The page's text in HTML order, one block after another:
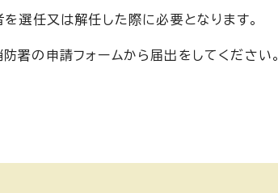
選任又は解任した際に必要となります。
の申請フォームから届出をしてください。